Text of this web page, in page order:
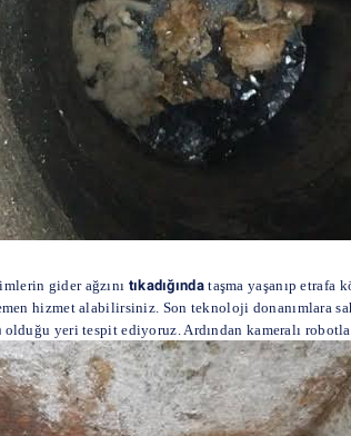
gider ağzını tıkadığındataşma yaşanıp etrafa
hizmet alabilirsiniz. Son teknoloji donanımlara
olduğu yeri tespit ediyoruz. Ardından kameralı